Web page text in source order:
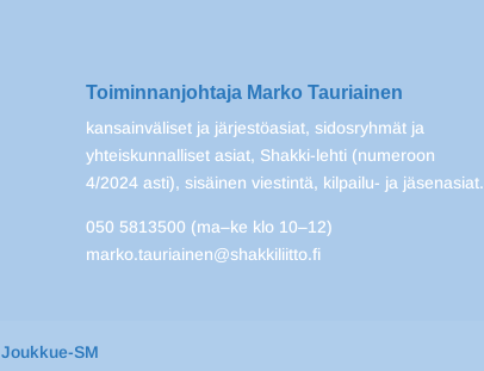
Toiminnanjohtaja Marko Tauriainen
kansainväliset ja järjestöasiat, sidosryhmät ja
yhteiskunnalliset asiat, Shakki-lehti (numeroon
4/2024 asti), sisäinen viestintä, kilpailu- ja jäsenasiat.
050 5813500 (ma–ke klo 10–12)
marko.tauriainen@shakkiliitto.fi
Joukkue-SM